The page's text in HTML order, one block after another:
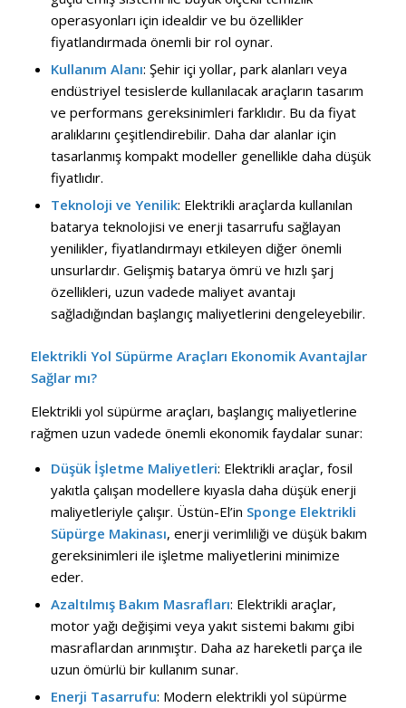
operasyonları için idealdir ve bu özellikler
fiyatlandırmada önemli bir rol oynar.
Kullanım Alanı: Şehir içi yollar, park alanları veya
endüstriyel tesislerde kullanılacak araçların tasarım
ve performans gereksinimleri farklıdır. Bu da fiyat
aralıklarını çeşitlendirebilir. Daha dar alanlar için
tasarlanmış kompakt modeller genellikle daha düşük
fiyatlıdır.
Teknoloji ve Yenilik: Elektrikli araçlarda kullanılan
batarya teknolojisi ve enerji tasarrufu sağlayan
yenilikler, fiyatlandırmayı etkileyen diğer önemli
unsurlardır. Gelişmiş batarya ömrü ve hızlı şarj
özellikleri, uzun vadede maliyet avantajı
sağladığından başlangıç maliyetlerini dengeleyebilir.
Elektrikli Yol Süpürme Araçları Ekonomik Avantajlar
Sağlar mı?
Elektrikli yol süpürme araçları, başlangıç maliyetlerine
rağmen uzun vadede önemli ekonomik faydalar sunar:
Düşük İşletme Maliyetleri: Elektrikli araçlar, fosil
yakıtla çalışan modellere kıyasla daha düşük enerji
maliyetleriyle çalışır. Üstün-El’in Sponge Elektrikli
Süpürge Makinası, enerji verimliliği ve düşük bakım
gereksinimleri ile işletme maliyetlerini minimize
eder.
Azaltılmış Bakım Masrafları: Elektrikli araçlar,
motor yağı değişimi veya yakıt sistemi bakımı gibi
masraflardan arınmıştır. Daha az hareketli parça ile
uzun ömürlü bir kullanım sunar.
Enerji Tasarrufu: Modern elektrikli yol süpürme